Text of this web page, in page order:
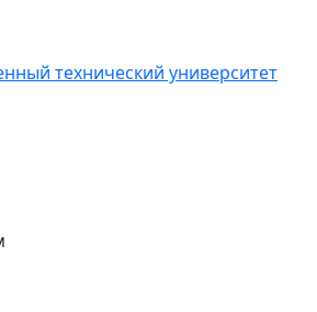
технический университет